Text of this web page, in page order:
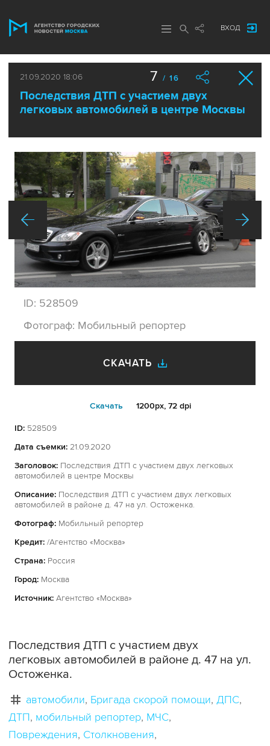
ВХОД
21.09.2020 18:06
Последствия ДТП с участием двух
легковых автомобилей в центре Москвы
7 / 16
ID: 528509
Фотограф: Мобильный репортер
СКАЧАТЬ
Cкачать 1200px, 72 dpi
ID: 528509
Дата съемки: 21.09.2020
Заголовок: Последствия ДТП с участием двух легковых
автомобилей в центре Москвы
Описание: Последствия ДТП с участием двух легковых
автомобилей в районе д. 47 на ул. Остоженка.
Фотограф: Мобильный репортер
Кредит: /Агентство «Москва»
Страна: Россия
Город: Москва
Источник: Агентство «Москва»
Последствия ДТП с участием двух
легковых автомобилей в районе д. 47 на ул.
Остоженка.
автомобили Бригада скорой помощи ДПС
ДТП мобильный репортер МЧС
Повреждения Столкновения